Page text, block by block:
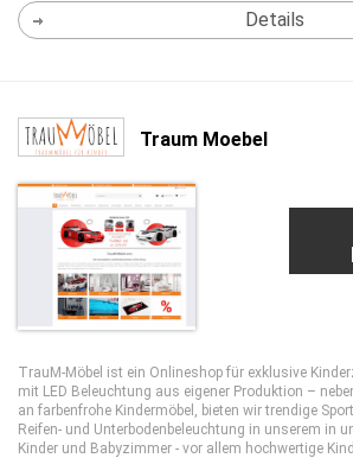
Details
Traum Moebel
TrauM-Möbel ist ein Onlineshop für exklusive
mit LED Beleuchtung aus eigener Produktion –
an farbenfrohe Kindermöbel, bieten wir trendige
Reifen- und Unterbodenbeleuchtung in unserem in
Kinder und Babyzimmer - vor allem hochwertige